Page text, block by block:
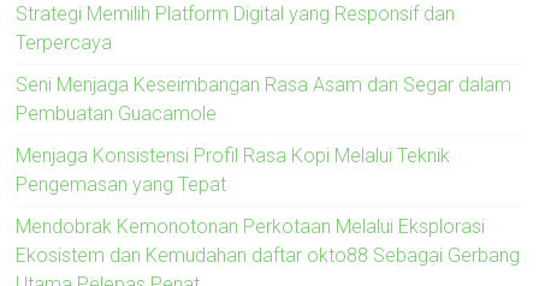
Strategi Memilih Platform Digital yang Responsif dan
Terpercaya
Seni Menjaga Keseimbangan Rasa Asam dan Segar dalam
Pembuatan Guacamole
Menjaga Konsistensi Profil Rasa Kopi Melalui Teknik
Pengemasan yang Tepat
Mendobrak Kemonotonan Perkotaan Melalui Eksplorasi
Ekosistem dan Kemudahan daftar okto88 Sebagai Gerbang